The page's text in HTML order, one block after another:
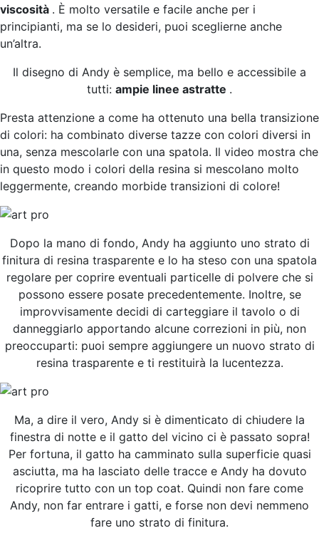
viscosità . È molto versatile e facile anche per i
principianti, ma se lo desideri, puoi sceglierne anche
un’altra.
Il disegno di Andy è semplice, ma bello e accessibile a
tutti: ampie linee astratte .
Presta attenzione a come ha ottenuto una bella transizione
di colori: ha combinato diverse tazze con colori diversi in
una, senza mescolarle con una spatola. Il video mostra che
in questo modo i colori della resina si mescolano molto
leggermente, creando morbide transizioni di colore!
Dopo la mano di fondo, Andy ha aggiunto uno strato di
finitura di resina trasparente e lo ha steso con una spatola
regolare per coprire eventuali particelle di polvere che si
possono essere posate precedentemente. Inoltre, se
improvvisamente decidi di carteggiare il tavolo o di
danneggiarlo apportando alcune correzioni in più, non
preoccuparti: puoi sempre aggiungere un nuovo strato di
resina trasparente e ti restituirà la lucentezza.
Ma, a dire il vero, Andy si è dimenticato di chiudere la
finestra di notte e il gatto del vicino ci è passato sopra!
Per fortuna, il gatto ha camminato sulla superficie quasi
asciutta, ma ha lasciato delle tracce e Andy ha dovuto
ricoprire tutto con un top coat. Quindi non fare come
Andy, non far entrare i gatti, e forse non devi nemmeno
fare uno strato di finitura.